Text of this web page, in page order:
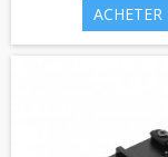
ACHETER